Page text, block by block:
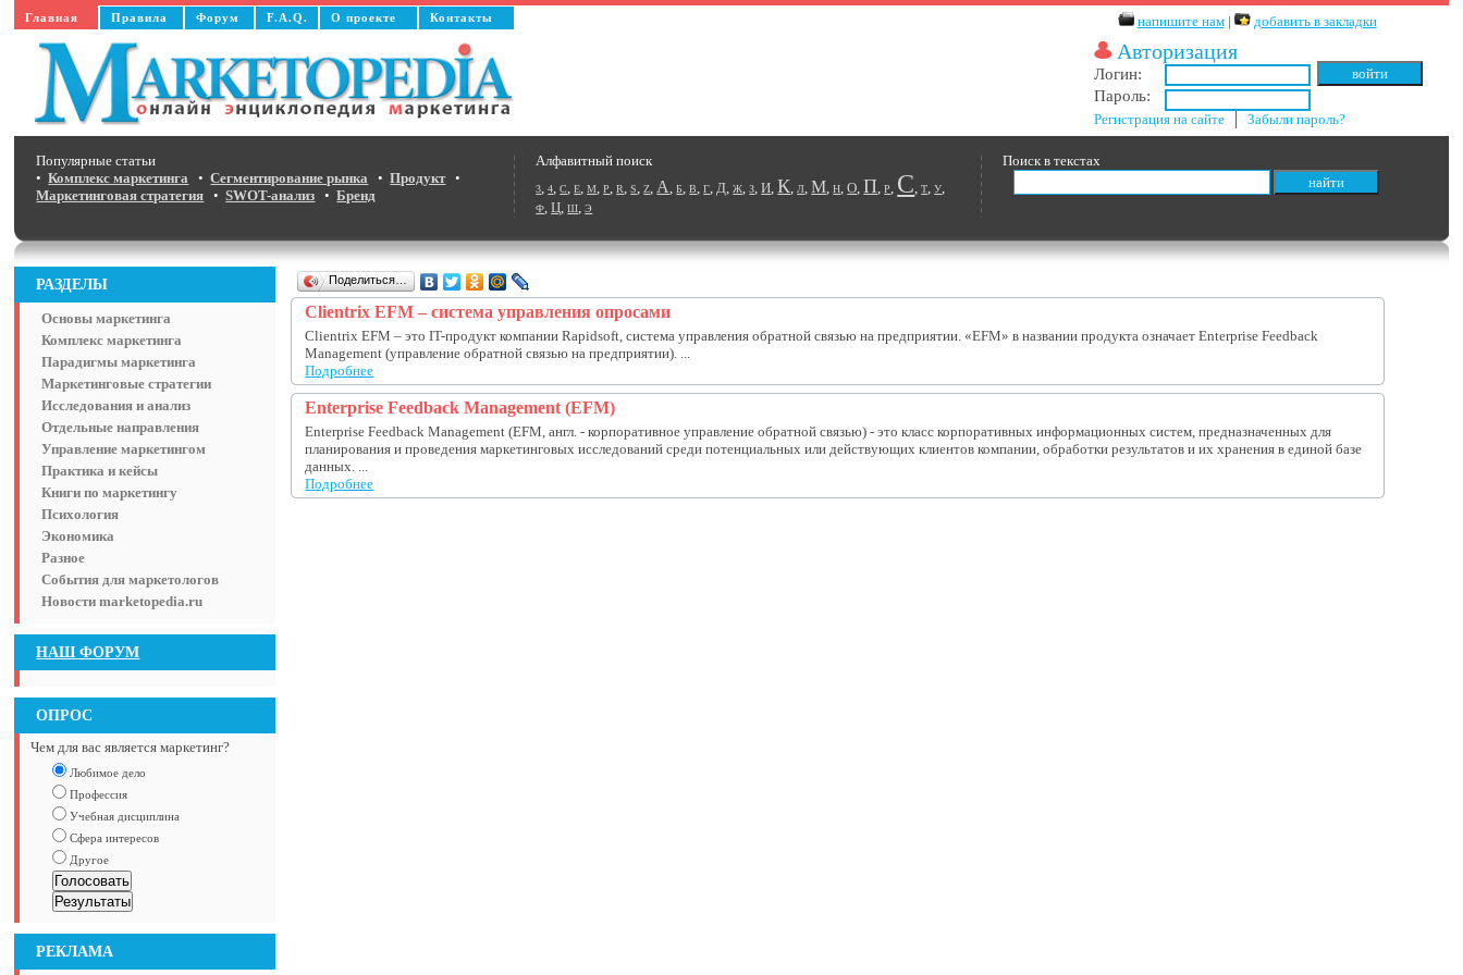
Главная Правила Форум F.A.Q. О проекте Контакты напишите нам| добавить в закладки
Авторизация
Логин:
Пароль:
Регистрация на сайте │Забыли пароль?
Поиск в текстах
Алфавитный поиск
3,4,C,E,M,P,R,S,Z,А,Б,В,Г,Д,Ж,З,И,К,Л,М,Н,О,П,Р, С,Т,У,
Ф,Ц,Ш,Э
Популярные статьи
•Комплекс маркетинга •Сегментирование рынка •Продукт•
Маркетинговая стратегия •SWOT-анализ •Бренд
РАЗДЕЛЫ
Основы маркетинга
Комплекс маркетинга
Парадигмы маркетинга
Маркетинговые стратегии
Исследования и анализ
Отдельные направления
Управление маркетингом
Практика и кейсы
Книги по маркетингу
Психология
Экономика
Разное
События для маркетологов
Новости marketopedia.ru
НАШ ФОРУМ
ОПРОС
Чем для вас является маркетинг?
Любимое дело
Профессия
Учебная дисциплина
Сфера интересов
Другое
РЕКЛАМА
Поделиться…
Clientrix EFM – система управления опросами
Clientrix EFM – это IT-продукт компании Rapidsoft, система управления обратной связью на предприятии. «EFM» в названии продукта означает Enterprise Feedback
Management (управление обратной связью на предприятии). ...
Подробнее
Enterprise Feedback Management (EFM)
Enterprise Feedback Management (EFM, англ. - корпоративное управление обратной связью) - это класс корпоративных информационных систем, предназначенных для
планирования и проведения маркетинговых исследований среди потенциальных или действующих клиентов компании, обработки результатов и их хранения в единой базе
данных. ...
Подробнее